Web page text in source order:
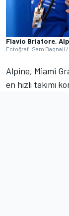
Flavio Briatore,
Fotoğraf: Sam Bagnall
Alpine, Miami
en hızlı takımı